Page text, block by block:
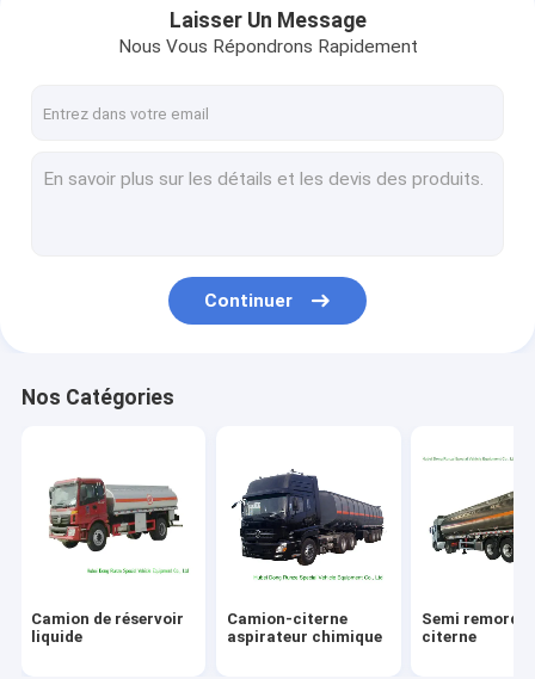
camion de pétrolier
camions septiques de vide
Corps faits sur commande de camion
Camion de balayeuse de route
Camion de panneau d'affichage de LED
camion de cuisine mobile
camion bétonnière
Laisser Un Message
Nous Vous Répondrons Rapidement
Continuer
Nos Catégories
Camion de réservoir
liquide
Camion-citerne
aspirateur chimique
Semi
citerne